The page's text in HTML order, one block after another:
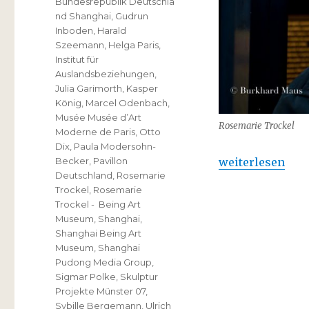
Rosemarie Trockel
„Rosemarie
weiterlesen
nd Shanghai Gudrun
Inboden Harald
Szeemann Helga Paris
Institut für
Auslandsbeziehungen
Julia Garimorth Kasper
König Marcel Odenbach
Musée Musée d’Art
Moderne de Paris Otto
Dix Paula Modersohn-
Becker Pavillon
Deutschland Rosemarie
Trockel Rosemarie
Trockel - Being Art
Museum Shanghai
Shanghai Being Art
Museum Shanghai
Pudong Media Group
Sigmar Polke Skulptur
Projekte Münster 07,
Sybille Bergemann Ulrich